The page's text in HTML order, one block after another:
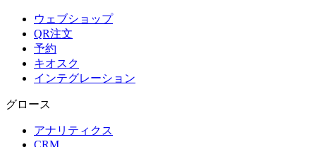
ウェブショップ
QR注文
予約
キオスク
インテグレーション
グロース
アナリティクス